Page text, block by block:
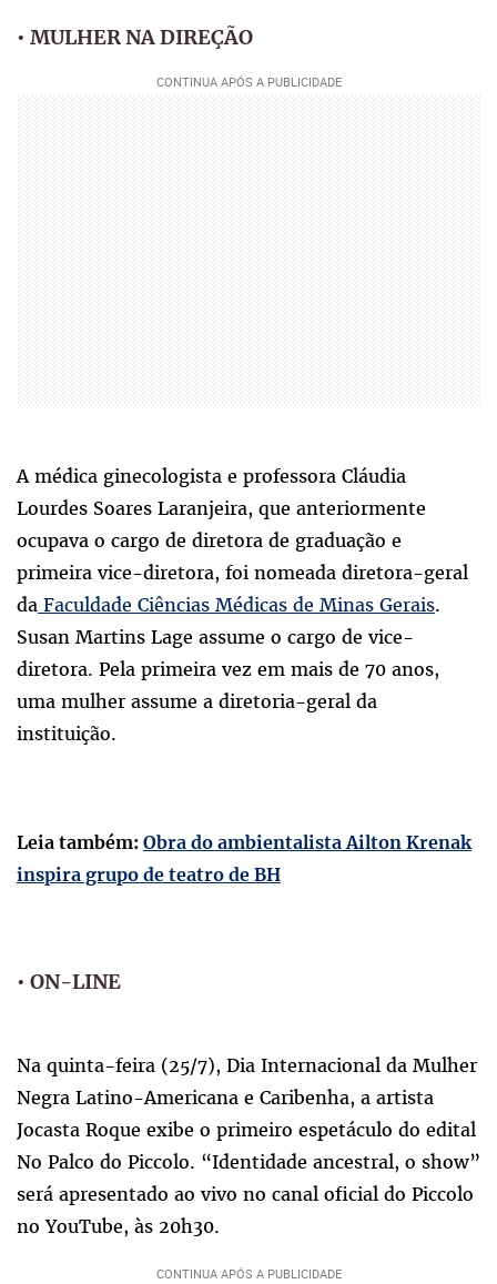
• MULHER NA DIREÇÃO
A médica ginecologista e professora Cláudia
Lourdes Soares Laranjeira, que anteriormente
ocupava o cargo de diretora de graduação e
primeira vice-diretora, foi nomeada diretora-geral
da Faculdade Ciências Médicas de Minas Gerais.
Susan Martins Lage assume o cargo de vice-
diretora. Pela primeira vez em mais de 70 anos,
uma mulher assume a diretoria-geral da
instituição.
Leia também: Obra do ambientalista Ailton Krenak
inspira grupo de teatro de BH
• ON-LINE
Na quinta-feira (25/7), Dia Internacional da Mulher
Negra Latino-Americana e Caribenha, a artista
Jocasta Roque exibe o primeiro espetáculo do edital
No Palco do Piccolo. “Identidade ancestral, o show”
será apresentado ao vivo no canal oficial do Piccolo
no YouTube, às 20h30.